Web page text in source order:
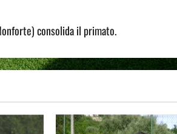
consolida il primato.